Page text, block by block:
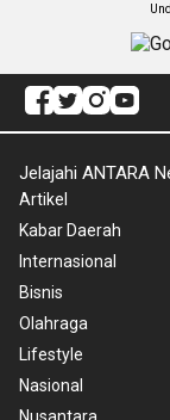
Jelajahi ANTARA
Artikel
Kabar Daerah
Internasional
Bisnis
Olahraga
Lifestyle
Nasional